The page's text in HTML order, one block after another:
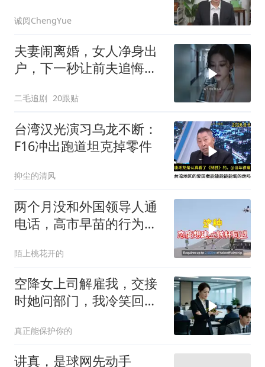
诚阅ChengYue
夫妻闹离婚，女人净身出
户，下一秒让前夫追悔莫
二毛追剧 20跟贴
台湾汉光演习乌龙不断：
F16冲出跑道坦克掉零件
抑尘的清风
两个月没和外国领导人通
电话，高市早苗的行为让
陌上桃花开的
空降女上司解雇我，交接
时她问部门，我冷笑回
真正能保护你的
讲真，是球网先动手